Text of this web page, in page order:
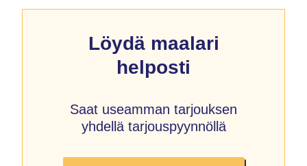
Löydä maalari
helposti
Saat useamman tarjouksen
yhdellä tarjouspyynnöllä